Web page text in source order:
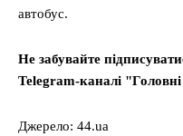
автобус.
Не забувайте
Telegram-каналі
Джерело: 44.ua